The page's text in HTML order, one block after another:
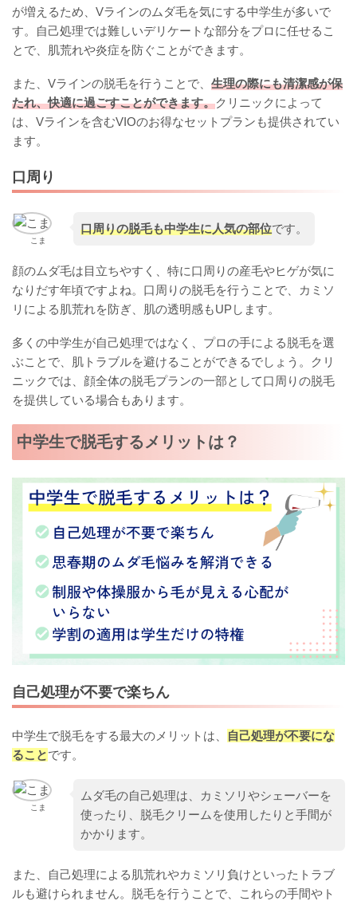
が増えるため、Vラインのムダ毛を気にする中学生が多いで
す。自己処理では難しいデリケートな部分をプロに任せるこ
とで、肌荒れや炎症を防ぐことができます。
また、Vラインの脱毛を行うことで、 生理の際にも清潔感が保
たれ、快適に過ごすことができます。クリニックによって
は、Vラインを含むVIOのお得なセットプランも提供されてい
ます。
口周り
こま
口周りの脱毛も中学生に人気の部位です。
顔のムダ毛は目立ちやすく、特に口周りの産毛やヒゲが気に
なりだす年頃ですよね。口周りの脱毛を行うことで、カミソ
リによる肌荒れを防ぎ、肌の透明感もUPします。
多くの中学生が自己処理ではなく、プロの手による脱毛を選
ぶことで、肌トラブルを避けることができるでしょう。クリ
ニックでは、顔全体の脱毛プランの一部として口周りの脱毛
を提供している場合もあります。
中学生で脱毛するメリットは？
自己処理が不要で楽ちん
中学生で脱毛をする最大のメリットは、
自己処理が不要にな
ることです。
こま
ムダ毛の自己処理は、カミソリやシェーバーを
使ったり、脱毛クリームを使用したりと手間が
かかります。
また、自己処理による肌荒れやカミソリ負けといったトラブ
ルも避けられません。脱毛を行うことで、これらの手間やト